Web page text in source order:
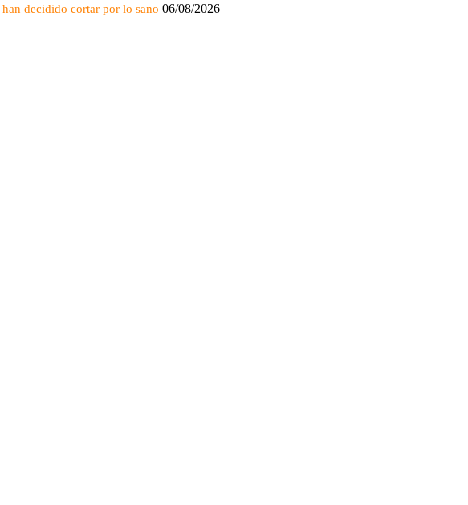
decidido cortar por lo sano 06/08/2026